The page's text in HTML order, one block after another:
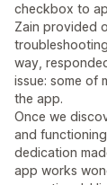
checkbox to
Zain provided
way,
issue: some of
the app.
Once we
and
dedication
app works